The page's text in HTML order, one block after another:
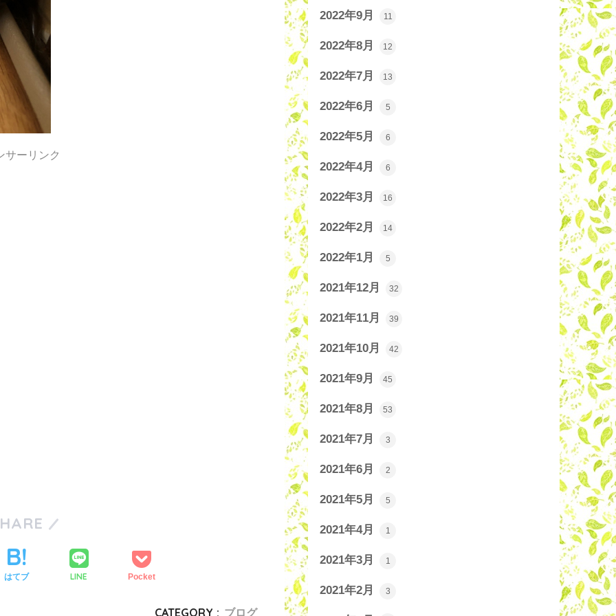
サーリンク
はてブ LINE Pocket
CATEGORY : ブログ
2022年9月 11
2022年8月 12
2022年7月 13
2022年6月 5
2022年5月 6
2022年4月 6
2022年3月 16
2022年2月 14
2022年1月 5
2021年12月 32
2021年11月 39
2021年10月 42
2021年9月 45
2021年8月 53
2021年7月 3
2021年6月 2
2021年5月 5
2021年4月 1
2021年3月 1
2021年2月 3